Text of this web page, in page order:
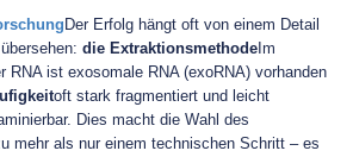
Der Erfolg hängt oft von einem Detail
die Extraktionsmethode Im
RNA ist exosomale RNA (exoRNA) vorhanden
oft stark fragmentiert und leicht
Dies macht die Wahl des
mehr als nur einem technischen Schritt – es